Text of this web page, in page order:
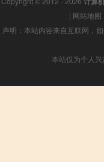
| 网站地图
声明：本站内容来自互联网，
本站仅为个人